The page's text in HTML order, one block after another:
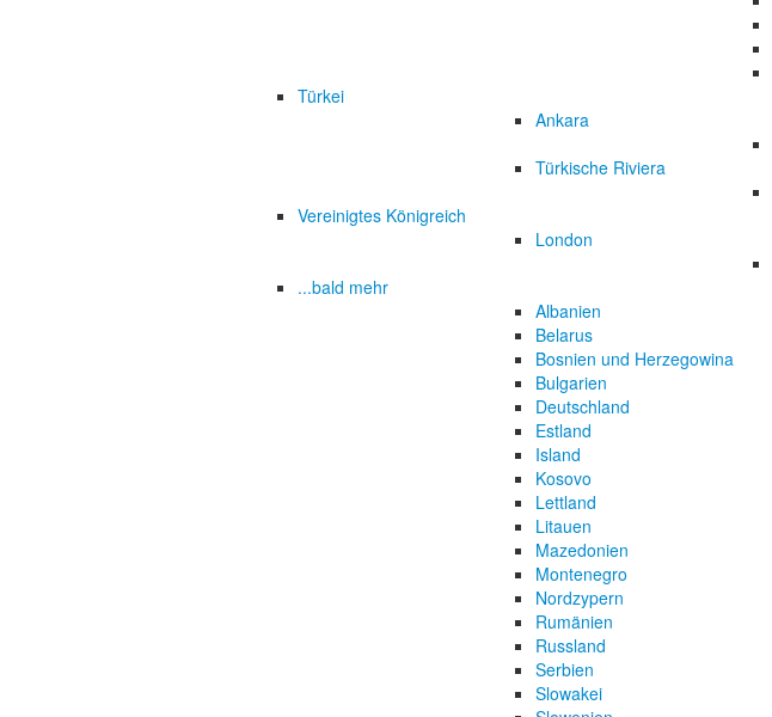
Türkei
Ankara
Türkische Riviera
Vereinigtes Königreich
London
...bald mehr
Albanien
Belarus
Bosnien und Herzegowina
Bulgarien
Deutschland
Estland
Island
Kosovo
Lettland
Litauen
Mazedonien
Montenegro
Nordzypern
Rumänien
Russland
Serbien
Slowakei